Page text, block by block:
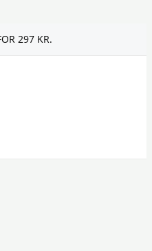
297 KR.